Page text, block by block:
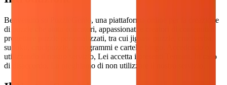
Benvenuto su PuzzleGenio, una piattaforma online per la creazione
di puzzle che aiuta educatori, appassionati e creatori di contenuti a
progettare puzzle personalizzati, tra cui jigsaw puzzle, cruciverba,
sudoku, crucipuzzle, nonogrammi e cartelle bingo. Accedendo o
utilizzando il nostro servizio, Lei accetta i presenti Termini. In caso
di disaccordo, La preghiamo di non utilizzare il nostro servizio.